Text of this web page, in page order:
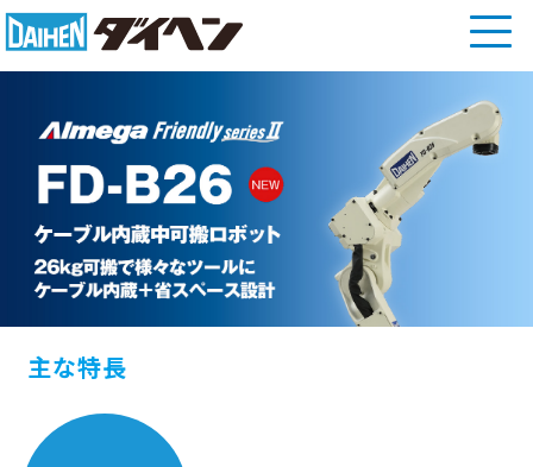
主な特長